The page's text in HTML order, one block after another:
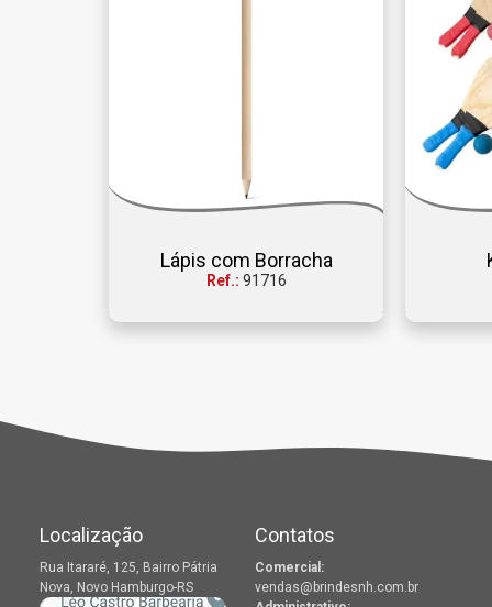
Lápis com Borracha
Ref.: 91716
Localização
Rua Itararé, 125, Bairro Pátria
Nova, Novo Hamburgo-RS
Contatos
Comercial:
vendas@brindesnh.com.br